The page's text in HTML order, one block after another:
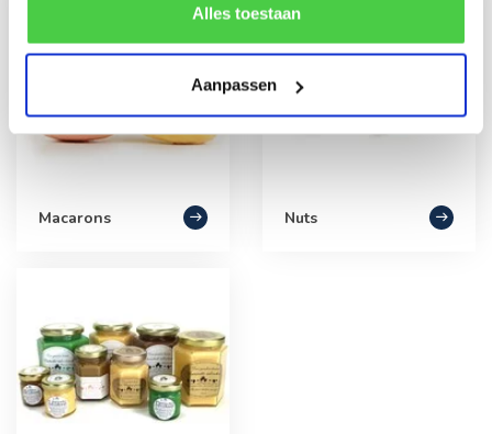
de correcte werking van de website kan verstoren.
Alles toestaan
Aanpassen
Macarons Nuts